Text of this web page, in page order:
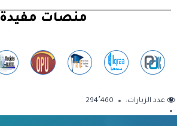
منصات مفيدة
عدد الزيارات: 294٬460